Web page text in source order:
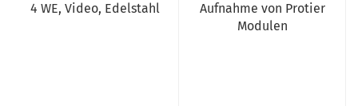
4 WE, Video, Edelstahl
Aufnahme von Protier
Modulen